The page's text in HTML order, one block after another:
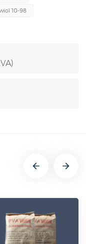
10-98